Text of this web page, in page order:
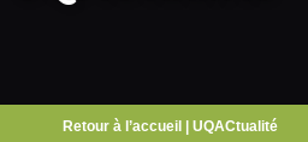
Retour à l’accueil | UQACtualité